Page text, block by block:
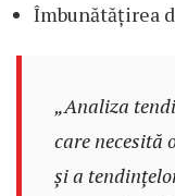
Îmbunătățirea
„Analiza
care necesită
și a